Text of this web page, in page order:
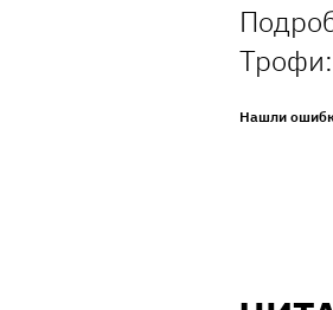
Трофи:
Нашли